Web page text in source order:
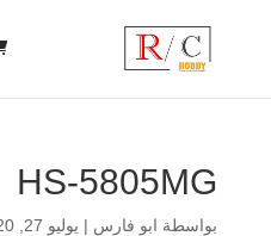
HS-5805MG
بواسطة ابو فارس | يوليو 27, 2020